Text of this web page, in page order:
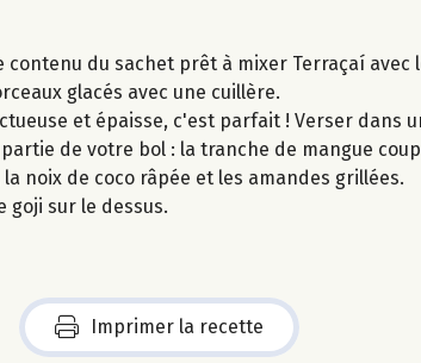
contenu du sachet prêt à mixer Terraçaí
glacés avec une cuillère.
et épaisse, c'est parfait ! Verser dans
partie de votre bol : la tranche de mangue
noix de coco râpée et les amandes grillées.
goji sur le dessus.
Imprimer la recette